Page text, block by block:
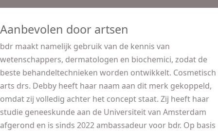
Aanbevolen door artsen
bdr maakt namelijk gebruik van de kennis van
wetenschappers, dermatologen en biochemici, zodat de
beste behandeltechnieken worden ontwikkelt. Cosmetisch
arts drs. Debby heeft haar naam aan dit merk gekoppeld,
omdat zij volledig achter het concept staat. Zij heeft haar
studie geneeskunde aan de Universiteit van Amsterdam
afgerond en is sinds 2022 ambassadeur voor bdr. Op basis